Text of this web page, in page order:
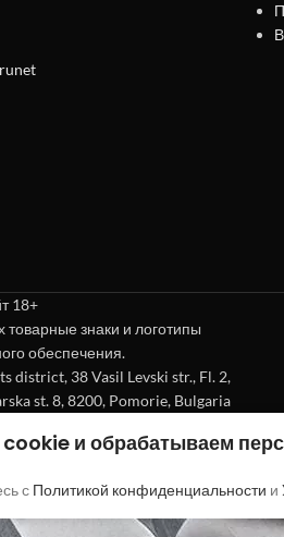
18+
товарные знаки и логотипы
обеспечения.
district, 38 Vasil Levski str., Fl. 2,
st. 8, 8200, Pomorie, Bulgaria
и обрабатываем
с Политикой конфиденциальности и